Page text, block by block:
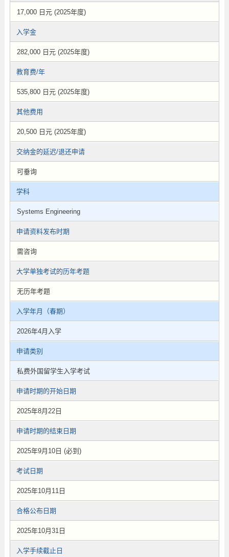
17,000 日元 (2025年度)
入学金
282,000 日元 (2025年度)
教育费/年
535,800 日元 (2025年度)
其他费用
20,500 日元 (2025年度)
交纳金的延迟/退还申请
可垂询
学科
Systems Engineering
申请资料发布时期
需咨询
大学单独考试的历年考题
无历年考题
入学年月（春期）
2026年4月入学
申请类别
私费外国留学生入学考试
申请时期的开始日期
2025年8月22日
申请时期的结束日期
2025年9月10日 (必到)
考试日期
2025年10月11日
合格公布日期
2025年10月31日
入学手续截止日